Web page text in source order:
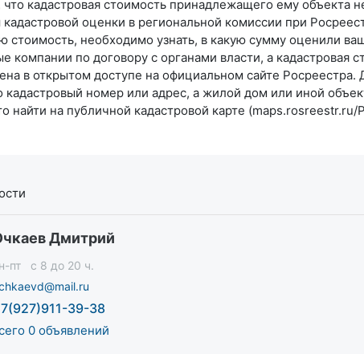
что кадастровая стоимость принадлежащего ему объекта
кадастровой оценки в региональной комиссии при
стоимость, необходимо узнать, в какую сумму оценили
компании по договору с органами власти, а кадастровая
в открытом доступе на официальном сайте Росреестра.
кадастровый номер или адрес, а жилой дом или иной
найти на публичной кадастровой карте (maps.rosreestr.ru/
Дмитрий
пт c 8 до 20 ч.
39-38
0 объявлений